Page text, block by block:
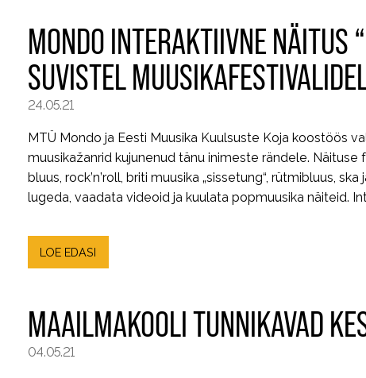
MONDO INTERAKTIIVNE NÄITUS
SUVISTEL
24.05.21
MTÜ Mondo ja Eesti Muusika Kuulsuste Koja koostöös
muusikažanrid kujunenud tänu inimeste rändele.
bluus, rock’n’roll, briti muusika „sissetung“, rütmibluus,
lugeda, vaadata videoid ja kuulata popmuusika näiteid.
LOE EDASI
MAAILMAKOOLI TUNNIKAVAD
04.05.21